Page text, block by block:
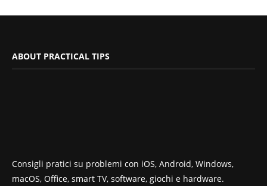
ABOUT PRACTICAL TIPS
Consigli pratici su problemi con iOS, Android, Windows,
macOS, Office, smart TV, software, giochi e hardware.